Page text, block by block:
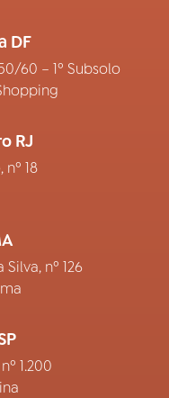
DF
60 – 1º Subsolo
RJ
18
nº 126
1.200